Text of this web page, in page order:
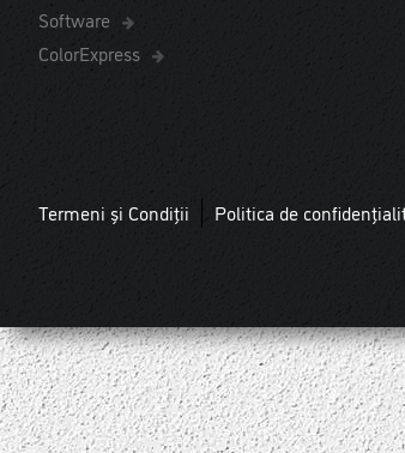
Software
ColorExpress
Termeni și Condiții Politica de